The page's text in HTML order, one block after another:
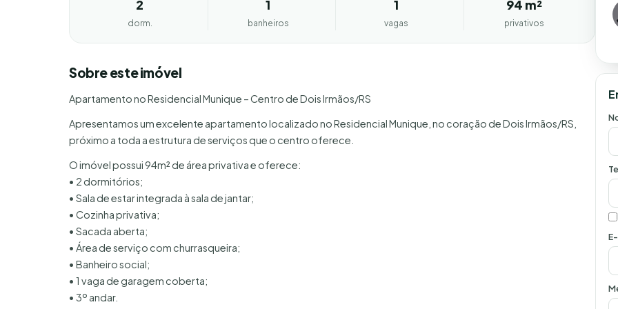
2
dorm.
1
banheiros
1
vagas
94 m²
privativos
Sobre este imóvel
Apartamento no Residencial Munique – Centro de Dois Irmãos/RS
Apresentamos um excelente apartamento localizado no Residencial Munique, no coração de Dois Irmãos/RS,
próximo a toda a estrutura de serviços que o centro oferece.
O imóvel possui 94m² de área privativa e oferece:
• 2 dormitórios;
• Sala de estar integrada à sala de jantar;
• Cozinha privativa;
• Sacada aberta;
• Área de serviço com churrasqueira;
• Banheiro social;
• 1 vaga de garagem coberta;
• 3º andar.